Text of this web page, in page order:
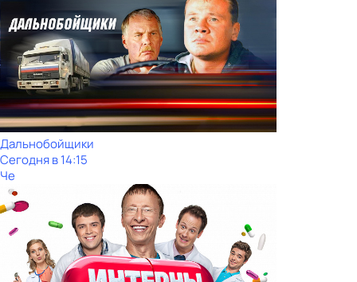
Дальнобойщики
Сегодня в 14:15
Че